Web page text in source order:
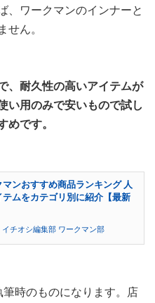
、ワークマンのインナーと
せん。
、耐久性の高いアイテムが
い用のみで安いもので試し
めです。
マンおすすめ商品ランキング 人
テムをカテゴリ別に紹介【最新
イチオシ編集部 ワークマン部
時のものになります。店